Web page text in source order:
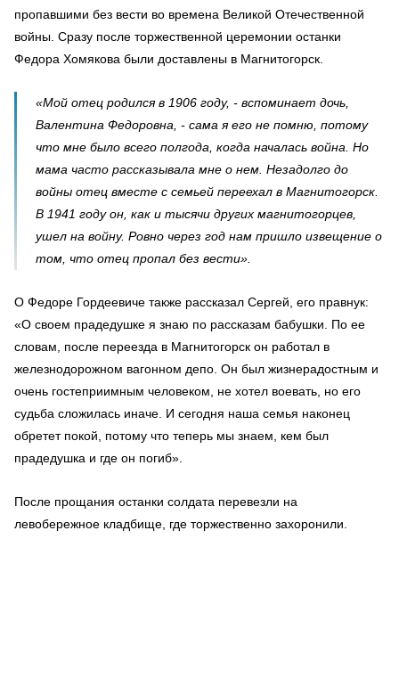
пропавшими без вести во времена Великой Отечественной
войны. Сразу после торжественной церемонии останки
Федора Хомякова были доставлены в Магнитогорск.
«Мой отец родился в 1906 году, - вспоминает дочь,
Валентина Федоровна, - сама я его не помню, потому
что мне было всего полгода, когда началась война. Но
мама часто рассказывала мне о нем. Незадолго до
войны отец вместе с семьей переехал в Магнитогорск.
В 1941 году он, как и тысячи других магнитогорцев,
ушел на войну. Ровно через год нам пришло извещение о
том, что отец пропал без вести».
О Федоре Гордеевиче также рассказал Сергей, его правнук:
«О своем прадедушке я знаю по рассказам бабушки. По ее
словам, после переезда в Магнитогорск он работал в
железнодорожном вагонном депо. Он был жизнерадостным и
очень гостеприимным человеком, не хотел воевать, но его
судьба сложилась иначе. И сегодня наша семья наконец
обретет покой, потому что теперь мы знаем, кем был
прадедушка и где он погиб».
После прощания останки солдата перевезли на
левобережное кладбище, где торжественно захоронили.